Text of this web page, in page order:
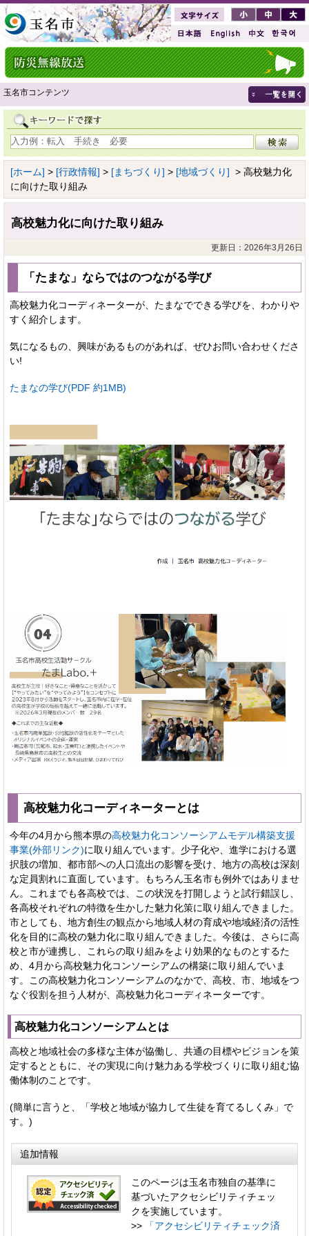
玉名市コンテンツ
[ホーム] > [行政情報] > [まちづくり] > [地域づくり] > 高校魅力化
に向けた取り組み
高校魅力化に向けた取り組み
更新日：2026年3月26日
「たまな」ならではのつながる学び
高校魅力化コーディネーターが、たまなでできる学びを、わかりや
すく紹介します。
気になるもの、興味があるものがあれば、ぜひお問い合わせくださ
い!
たまなの学び(PDF 約1MB)
高校魅力化コーディネーターとは
今年の4月から熊本県の高校魅力化コンソーシアムモデル構築支援
事業(外部リンク)に取り組んでいます。少子化や、進学における選
択肢の増加、都市部への人口流出の影響を受け、地方の高校は深刻
な定員割れに直面しています。もちろん玉名市も例外ではありませ
ん。これまでも各高校では、この状況を打開しようと試行錯誤し、
各高校それぞれの特徴を生かした魅力化策に取り組んできました。
市としても、地方創生の観点から地域人材の育成や地域経済の活性
化を目的に高校の魅力化に取り組んできました。今後は、さらに高
校と市が連携し、これらの取り組みをより効果的なものとするた
め、4月から高校魅力化コンソーシアムの構築に取り組んでいま
す。この高校魅力化コンソーシアムのなかで、高校、市、地域をつ
なぐ役割を担う人材が、高校魅力化コーディネーターです。
高校魅力化コンソーシアムとは
高校と地域社会の多様な主体が協働し、共通の目標やビジョンを策
定するとともに、その実現に向け魅力ある学校づくりに取り組む協
働体制のことです。
(簡単に言うと、「学校と地域が協力して生徒を育てるしくみ」で
す。)
追加情報
このページは玉名市独自の基準に
基づいたアクセシビリティチェッ
クを実施しています。
>>
「アクセシビリティチェック済